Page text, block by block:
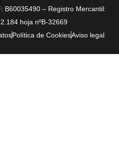
B60035490 – Registro Mercantil:
hoja nºB-32669
Política de CookiesAviso legal